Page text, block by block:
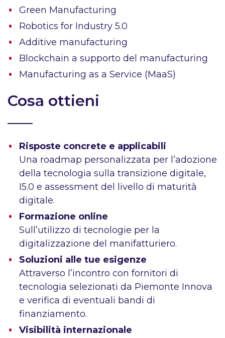
Green Manufacturing
Robotics for Industry 5.0
Additive manufacturing
Blockchain a supporto del manufacturing
Manufacturing as a Service (MaaS)
Cosa ottieni
Risposte concrete e applicabili
Una roadmap personalizzata per l’adozione
della tecnologia sulla transizione digitale,
I5.0 e assessment del livello di maturità
digitale.
Formazione online
Sull’utilizzo di tecnologie per la
digitalizzazione del manifatturiero.
Soluzioni alle tue esigenze
Attraverso l’incontro con fornitori di
tecnologia selezionati da Piemonte Innova
e verifica di eventuali bandi di
finanziamento.
Visibilità internazionale